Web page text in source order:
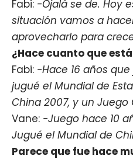
Fabi: -Ojalá se de. Hoy
situación vamos a
aprovecharlo para
¿Hace cuanto que
Fabi: -Hace 16 años
jugué el Mundial de
China 2007, y un Juego
Vane: -Juego hace 10
Jugué el Mundial de
Parece que fue hace